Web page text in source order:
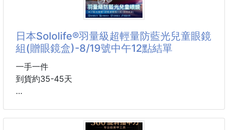
很多人以為吹風機都差不多…💥
日本美髮圈徹底淪陷💓擄獲九成沙龍美髮師的神級吹
風機終於來了🔥
那次跟姐妹一起出去旅行，我偏偏忘了帶吹風機，只好
日本Sololife®羽量級超輕量防藍光兒童眼鏡
組(贈眼鏡盒)-8/19號中午12點結單
一手一件
到貨約35-45天